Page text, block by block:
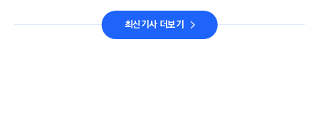
최신기사 더보기